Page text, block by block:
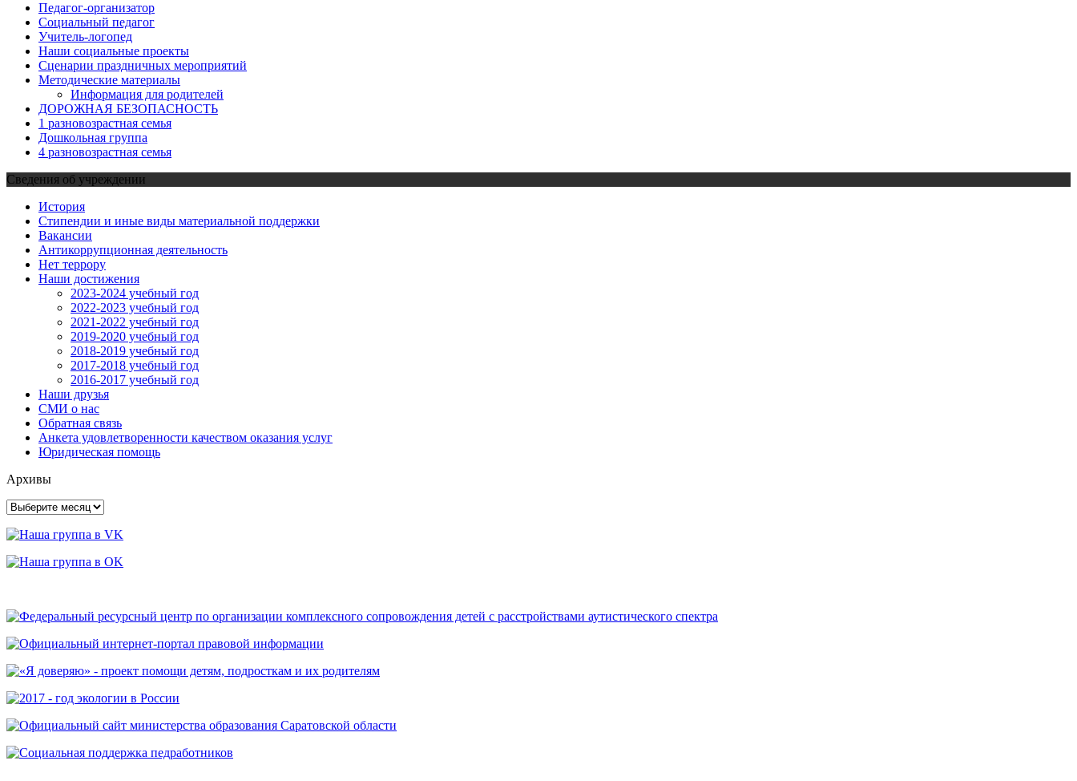
Педагог-организатор
Социальный педагог
Учитель-логопед
Наши социальные проекты
Сценарии праздничных мероприятий
Методические материалы
Информация для родителей
ДОРОЖНАЯ БЕЗОПАСНОСТЬ
1 разновозрастная семья
Дошкольная группа
4 разновозрастная семья
Сведения об учреждении
История
Стипендии и иные виды материальной поддержки
Вакансии
Антикоррупционная деятельность
Нет террору
Наши достижения
2023-2024 учебный год
2022-2023 учебный год
2021-2022 учебный год
2019-2020 учебный год
2018-2019 учебный год
2017-2018 учебный год
2016-2017 учебный год
Наши друзья
СМИ о нас
Обратная связь
Анкета удовлетворенности качеством оказания услуг
Юридическая помощь
Архивы
Архивы